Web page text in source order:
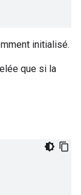
initialisé.
que si la